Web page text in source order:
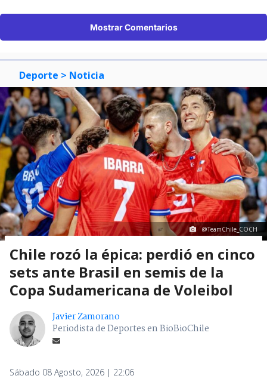
Mostrar Comentarios
Deporte > Noticia
@TeamChile_COCH
Chile rozó la épica: perdió en cinco
sets ante Brasil en semis de la
Copa Sudamericana de Voleibol
Javier Zamorano
Periodista de Deportes en BioBioChile
Sábado 08 Agosto, 2026 | 22:06